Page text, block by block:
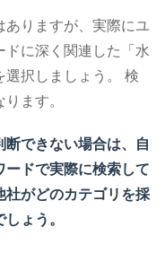
りますが、実際にユ
に深く関連した「水
択しましょう。
検
ます。
できない場合は、自
ドで実際に検索して
がどのカテゴリを採
ょう。